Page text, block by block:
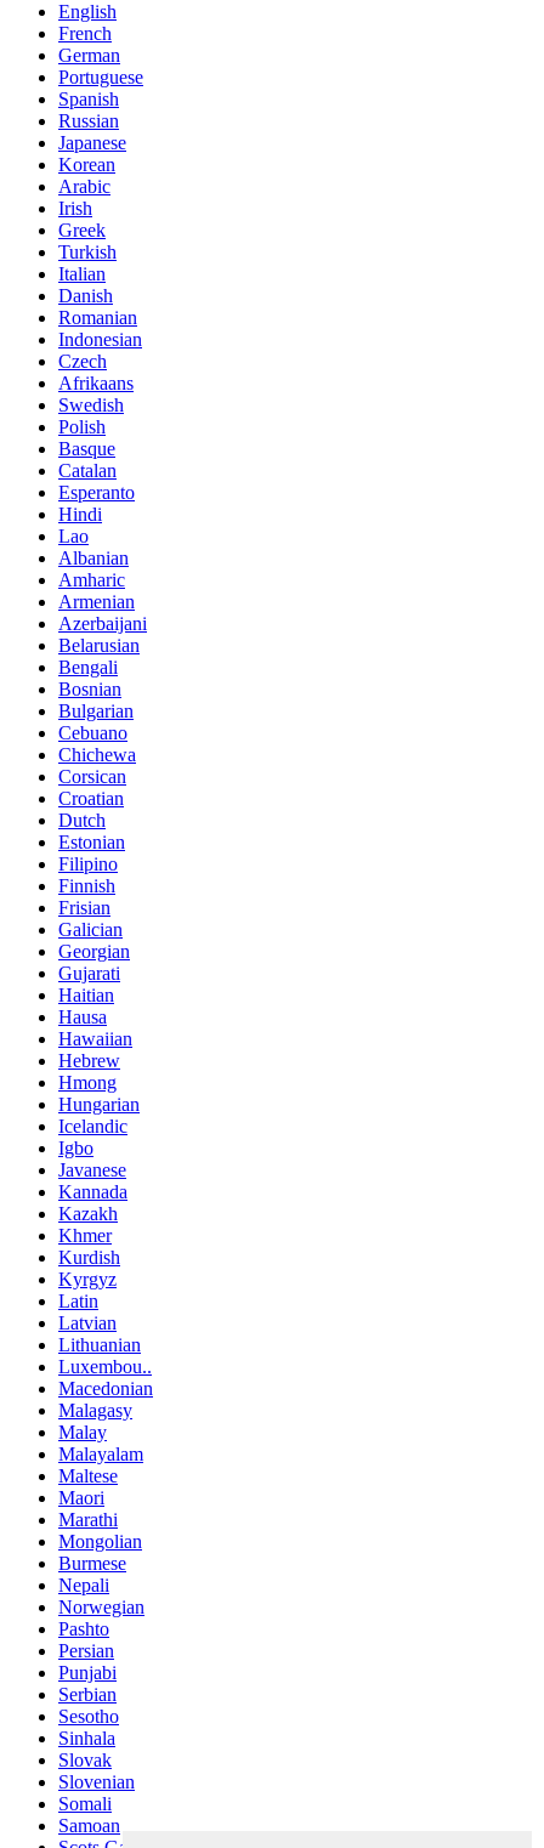
English
French
German
Portuguese
Spanish
Russian
Japanese
Korean
Arabic
Irish
Greek
Turkish
Italian
Danish
Romanian
Indonesian
Czech
Afrikaans
Swedish
Polish
Basque
Catalan
Esperanto
Hindi
Lao
Albanian
Amharic
Armenian
Azerbaijani
Belarusian
Bengali
Bosnian
Bulgarian
Cebuano
Chichewa
Corsican
Croatian
Dutch
Estonian
Filipino
Finnish
Frisian
Galician
Georgian
Gujarati
Haitian
Hausa
Hawaiian
Hebrew
Hmong
Hungarian
Icelandic
Igbo
Javanese
Kannada
Kazakh
Khmer
Kurdish
Kyrgyz
Latin
Latvian
Lithuanian
Luxembou..
Macedonian
Malagasy
Malay
Malayalam
Maltese
Maori
Marathi
Mongolian
Burmese
Nepali
Norwegian
Pashto
Persian
Punjabi
Serbian
Sesotho
Sinhala
Slovak
Slovenian
Somali
Samoan